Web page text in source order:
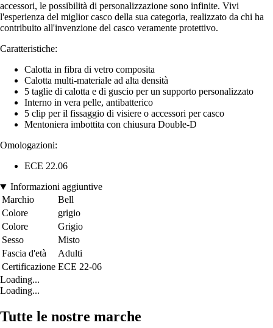
accessori, le possibilità di personalizzazione sono infinite. Vivi
l'esperienza del miglior casco della sua categoria, realizzato da chi ha
contribuito all'invenzione del casco veramente protettivo.
Caratteristiche:
Calotta in fibra di vetro composita
Calotta multi-materiale ad alta densità
5 taglie di calotta e di guscio per un supporto personalizzato
Interno in vera pelle, antibatterico
5 clip per il fissaggio di visiere o accessori per casco
Mentoniera imbottita con chiusura Double-D
Omologazioni:
ECE 22.06
Informazioni aggiuntive
Marchio
Bell
Colore
grigio
Colore
Grigio
Sesso
Misto
Fascia d'età
Adulti
Certificazione ECE 22-06
Loading...
Loading...
Tutte le nostre marche